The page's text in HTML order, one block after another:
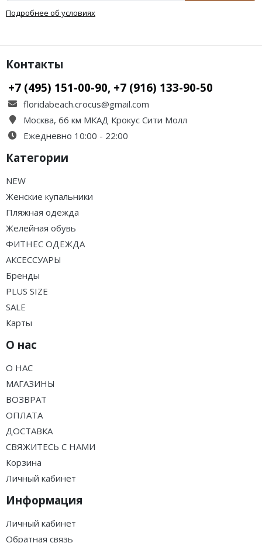
Подробнее об условиях
Контакты
+7 (495) 151-00-90, +7 (916) 133-90-50
floridabeach.crocus@gmail.com
Москва, 66 км МКАД Крокус Сити Молл
Ежедневно 10:00 - 22:00
Категории
NEW
Женские купальники
Пляжная одежда
Желейная обувь
ФИТНЕС ОДЕЖДА
АКСЕССУАРЫ
Бренды
PLUS SIZE
SALE
Карты
О нас
О НАС
МАГАЗИНЫ
ВОЗВРАТ
ОПЛАТА
ДОСТАВКА
СВЯЖИТЕСЬ С НАМИ
Корзина
Личный кабинет
Информация
Личный кабинет
Обратная связь